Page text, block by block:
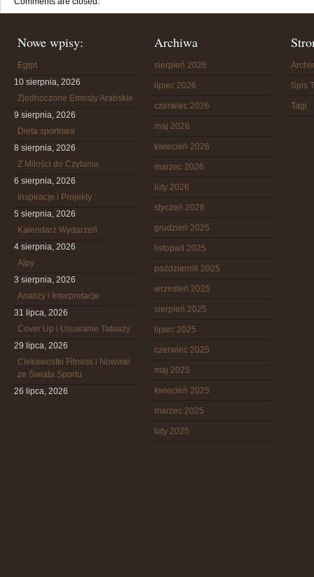
Nowe wpisy:
Egipt
10 sierpnia, 2026
Zjednoczone Emiraty Arabskie
9 sierpnia, 2026
Dieta sportowa
8 sierpnia, 2026
Z Miłości do Czytania
6 sierpnia, 2026
Inspiracje i Projekty
5 sierpnia, 2026
Kalendarz Wydarzeń
4 sierpnia, 2026
Alpy
3 sierpnia, 2026
Analizy i Interpretacje
31 lipca, 2026
Cover Up i Usuwanie Tatuaży
29 lipca, 2026
Ciekawostki Fitness i Nowinki
ze Świata Sportu
26 lipca, 2026
Archiwa
sierpień 2026
lipiec 2026
czerwiec 2026
maj 2026
kwiecień 2026
marzec 2026
luty 2026
styczeń 2026
grudzień 2025
listopad 2025
październik 2025
wrzesień 2025
sierpień 2025
lipiec 2025
czerwiec 2025
maj 2025
kwiecień 2025
marzec 2025
luty 2025
Spis
Tagi